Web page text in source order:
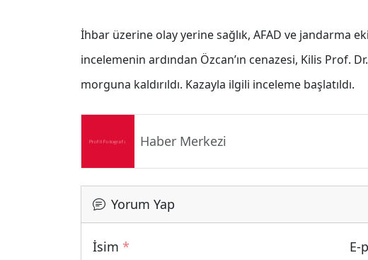
İhbar üzerine olay yerine sağlık, AFAD ve jandarma
incelemenin ardından Özcan’ın cenazesi, Kilis Prof.
morguna kaldırıldı. Kazayla ilgili inceleme başlatıldı.
Haber Merkezi
Yorum Yap
İsim * E-